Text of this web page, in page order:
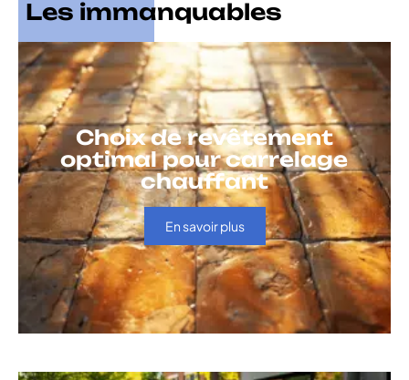
Les immanquables
Choix de revêtement
optimal pour carrelage
chauffant
En savoir plus